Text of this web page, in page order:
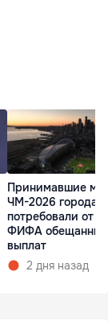
Принимавшие
ЧМ-2026 города
потребовали от
ФИФА обещанных
выплат
2 дня назад